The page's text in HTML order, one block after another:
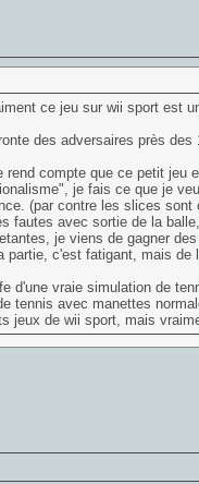
ce jeu sur wii sport est
des adversaires près
compte que ce petit jeu
je fais ce que je
(par contre les slices sont
fautes avec sortie de la
je viens de gagner
c'est fatigant, mais de
d'une vraie simulation de
tennis avec manettes
jeux de wii sport, mais